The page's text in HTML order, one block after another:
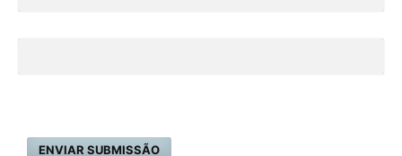
ENVIAR SUBMISSÃO